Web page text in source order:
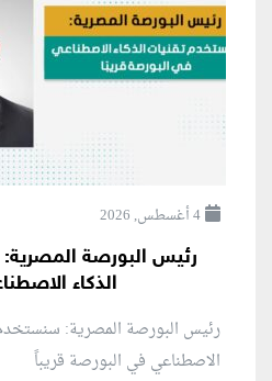
4 أغسطس, 2026
رئيس البورصة
الذكاء
رئيس البورصة المصرية:
الاصطناعي في البورصة قريباً